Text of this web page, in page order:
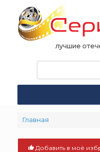
content
лучшие
поиска:
Главная
Добавить в моё